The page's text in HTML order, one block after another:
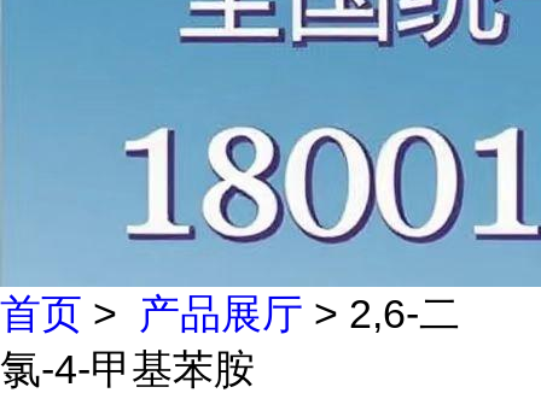
首页 > 产品展厅 > 2,6-二
氯-4-甲基苯胺